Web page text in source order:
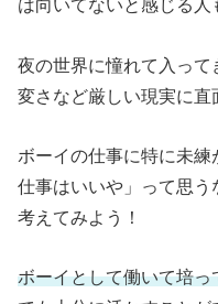
は向いてないと感じる人
夜の世界に憧れて入っ
変さなど厳しい現実に直
ボーイの仕事に特に未
仕事はいいや」って思
考えてみよう！
ボーイとして働いて培